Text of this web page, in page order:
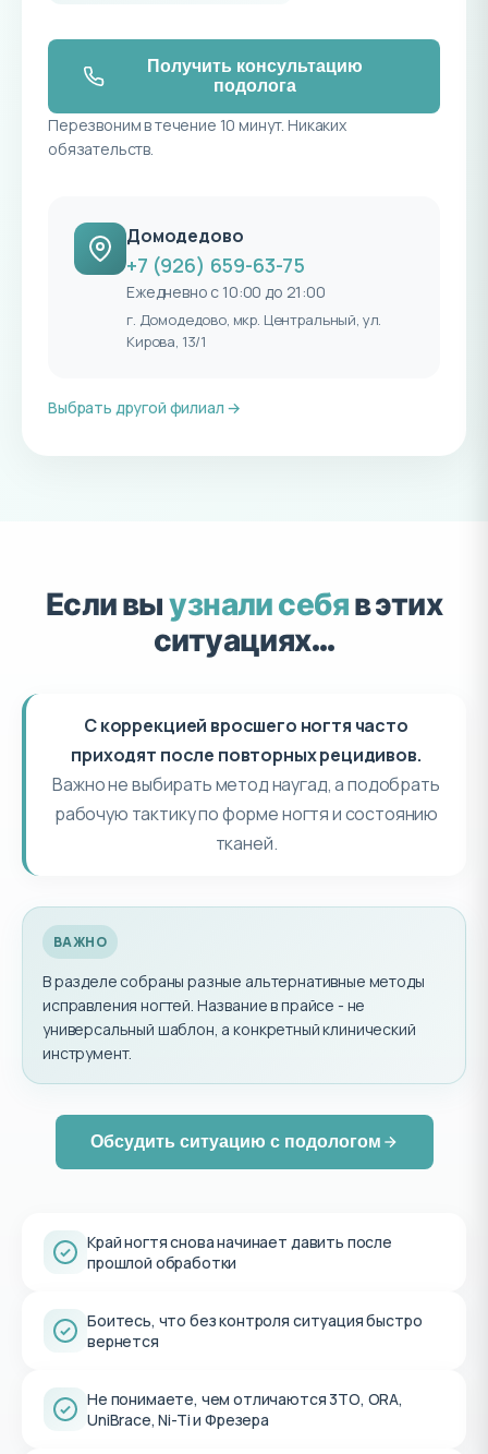
Получить консультацию
подолога
Перезвоним в течение 10 минут. Никаких
обязательств.
Домодедово
+7 (926) 659-63-75
Ежедневно с 10:00 до 21:00
г. Домодедово, мкр. Центральный, ул.
Кирова, 13/1
Выбрать другой филиал →
Если выузнали себяв этих
ситуациях…
С коррекцией вросшего ногтя часто
приходят после повторных рецидивов.
Важно не выбирать метод наугад, а подобрать
рабочую тактику по форме ногтя и состоянию
тканей.
ВАЖНО
В разделе собраны разные альтернативные методы
исправления ногтей. Название в прайсе - не
универсальный шаблон, а конкретный клинический
инструмент.
Обсудить ситуацию с подологом
Край ногтя снова начинает давить после
прошлой обработки
Боитесь, что без контроля ситуация быстро
вернется
Не понимаете, чем отличаются 3ТО, ORA,
UniBrace, Ni-Ti и Фрезера